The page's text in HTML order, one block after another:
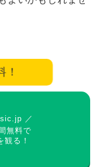
！
／
無料で
観る！